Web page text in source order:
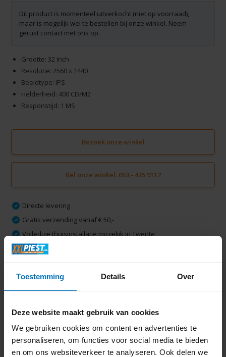
Toestemming Details Over
Deze website maakt gebruik van cookies
We gebruiken cookies om content en advertenties te
personaliseren, om functies voor social media te bieden
en om ons websiteverkeer te analyseren. Ook delen we
Dit product is momenteel uitverkocht (niet op voorraad),
maar is mogelijk wel te bestellen bij onze winkel. Neem
gerust contact met ons op.
Grootte: 32 Inch
Resolutie: 2560 x 1440
Beeldtype: IPS
Helderheid: 400 CD/M2
Responstijd: 1 MS
Bezoek onze winkel
Bel onze winkel: 053 - 435 9112
Directe levering
Gratis verzending vanaf € 50,-
Volledige thuisinstallatie mogelijk in Twente
Ruim 2000 m2 winkelplezier
Specificaties
Delen